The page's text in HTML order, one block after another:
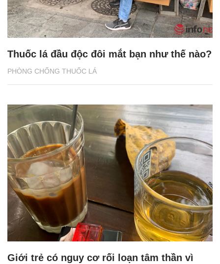
PHÒNG CHỐNG THUỐC LÁ
Thuốc lá đầu độc đôi mắt bạn như thế nào?
Giới trẻ có nguy cơ rối loạn tâm thần vì